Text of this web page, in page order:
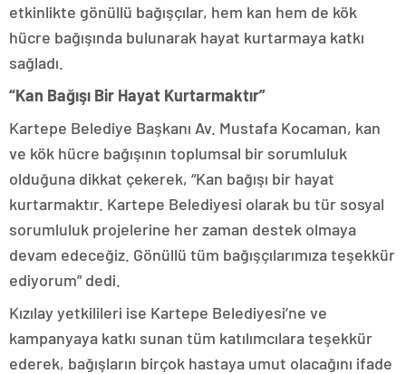
etkinlikte gönüllü bağışçılar, hem kan hem de kök
hücre bağışında bulunarak hayat kurtarmaya katkı
sağladı.
“Kan Bağışı Bir Hayat Kurtarmaktır”
Kartepe Belediye Başkanı Av. Mustafa Kocaman, kan
ve kök hücre bağışının toplumsal bir sorumluluk
olduğuna dikkat çekerek, “Kan bağışı bir hayat
kurtarmaktır. Kartepe Belediyesi olarak bu tür sosyal
sorumluluk projelerine her zaman destek olmaya
devam edeceğiz. Gönüllü tüm bağışçılarımıza teşekkür
ediyorum” dedi.
Kızılay yetkilileri ise Kartepe Belediyesi’ne ve
kampanyaya katkı sunan tüm katılımcılara teşekkür
ederek, bağışların birçok hastaya umut olacağını ifade